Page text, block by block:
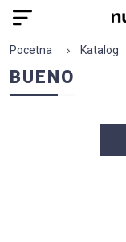
Pocetna Katalog
BUENO